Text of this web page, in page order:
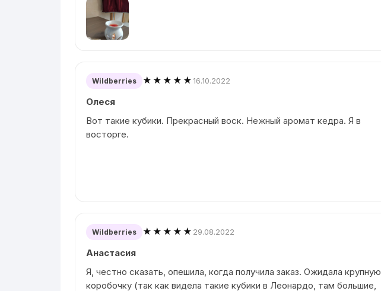
Wildberries ★★★★★16.10.2022
Олеся
Вот такие кубики. Прекрасный воск. Нежный аромат кедра. Я в
восторге.
Wildberries ★★★★★ 29.08.2022
Анастасия
Я, честно сказать, опешила, когда получила заказ. Ожидала крупную
коробочку (так как видела такие кубики в Леонардо, там большие,